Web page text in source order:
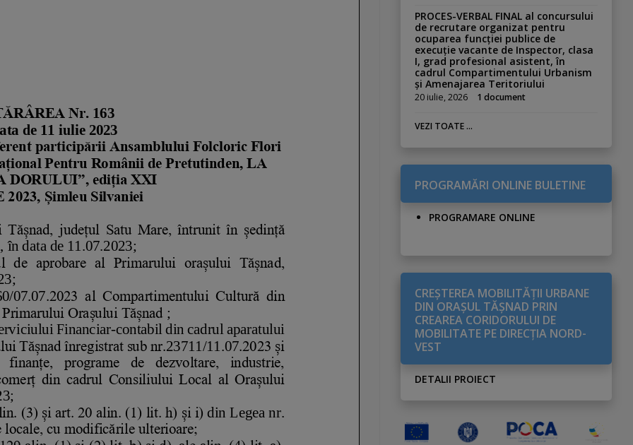
PROCES-VERBAL FINAL al concursului
de recrutare organizat pentru
ocuparea funcției publice de
execuție vacante de Inspector, clasa
I, grad profesional asistent, în
cadrul Compartimentului Urbanism
și Amenajarea Teritoriului
20 iulie, 2026 1 document
VEZI TOATE ...
PROGRAMĂRI ONLINE BULETINE
PROGRAMARE ONLINE
CREŞTEREA MOBILITĂŢII URBANE
DIN ORAŞUL TĂŞNAD PRIN
CREAREA CORIDORULUI DE
MOBILITATE PE DIRECŢIA NORD-
VEST
DETALII PROIECT